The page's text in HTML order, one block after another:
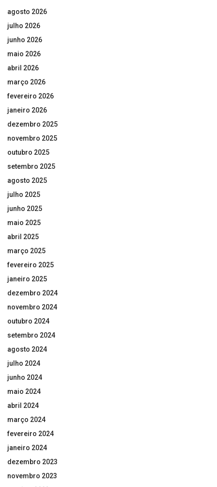
agosto 2026
julho 2026
junho 2026
maio 2026
abril 2026
março 2026
fevereiro 2026
janeiro 2026
dezembro 2025
novembro 2025
outubro 2025
setembro 2025
agosto 2025
julho 2025
junho 2025
maio 2025
abril 2025
março 2025
fevereiro 2025
janeiro 2025
dezembro 2024
novembro 2024
outubro 2024
setembro 2024
agosto 2024
julho 2024
junho 2024
maio 2024
abril 2024
março 2024
fevereiro 2024
janeiro 2024
dezembro 2023
novembro 2023